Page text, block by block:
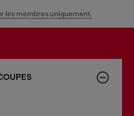
les membres uniquement.